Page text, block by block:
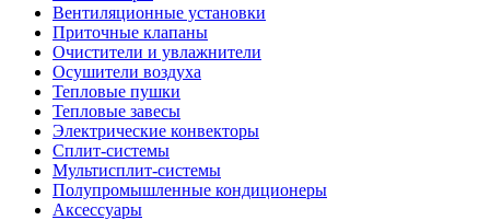
Вентиляционные установки
Приточные клапаны
Очистители и увлажнители
Осушители воздуха
Тепловые пушки
Тепловые завесы
Электрические конвекторы
Сплит-системы
Мультисплит-системы
Полупромышленные кондиционеры
Аксессуары